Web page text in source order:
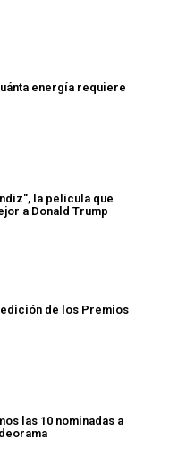
energía requiere
la película que
a Donald Trump
edición de los Premios
las 10 nominadas a